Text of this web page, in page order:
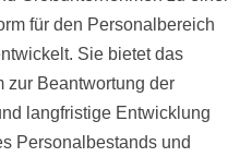
für den Personalbereich
Sie bietet das
zur Beantwortung der
langfristige Entwicklung
Personalbestands und